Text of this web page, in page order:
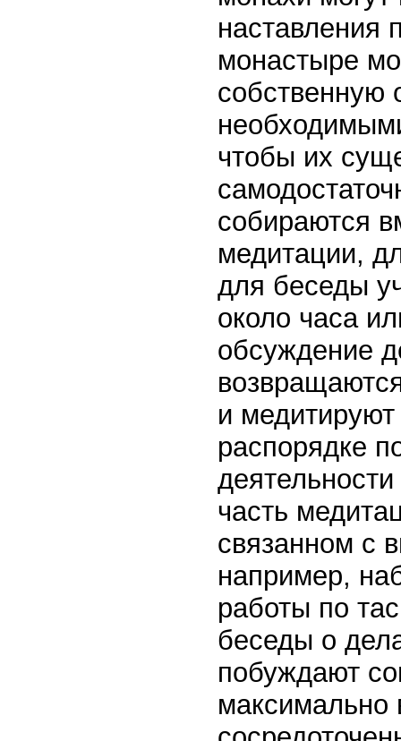
наставления
монастыре
собственную
чтобы их
собираются
медитации,
для беседы
около часа
обсуждение
и
распорядке
часть
связанном с
например,
работы по
беседы о
побуждают
максимально